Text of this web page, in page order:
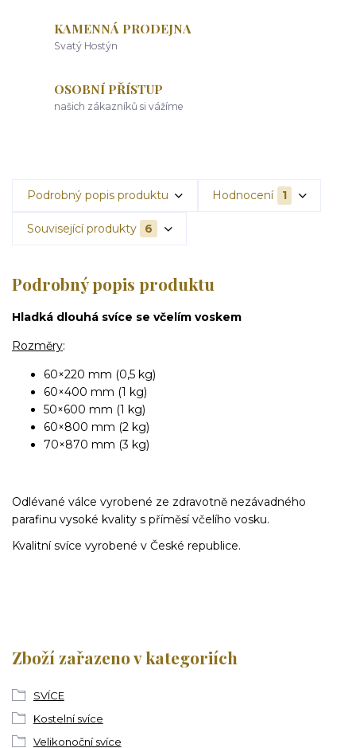
KAMENNÁ PRODEJNA
Svatý Hostýn
OSOBNÍ PŘÍSTUP
našich zákazníků si vážíme
Podrobný popis produktu Hodnocení 1
Související produkty 6
Podrobný popis produktu
Hladká dlouhá svíce se včelím voskem
Rozměry:
60×220 mm (0,5 kg)
60×400 mm (1 kg)
50×600 mm (1 kg)
60×800 mm (2 kg)
70×870 mm (3 kg)
Odlévané válce vyrobené ze zdravotně nezávadného
parafinu vysoké kvality s příměsí včelího vosku.
Kvalitní svíce vyrobené v České republice.
Zboží zařazeno v kategoriích
SVÍCE
Kostelní svíce
Velikonoční svíce